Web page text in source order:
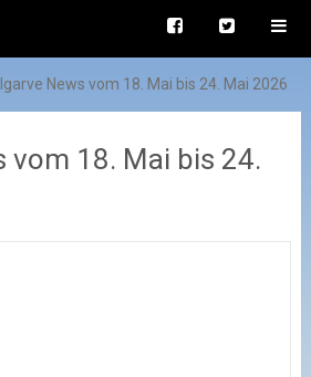
News vom 18. Mai bis 24. Mai 2026
vom 18. Mai bis 24.